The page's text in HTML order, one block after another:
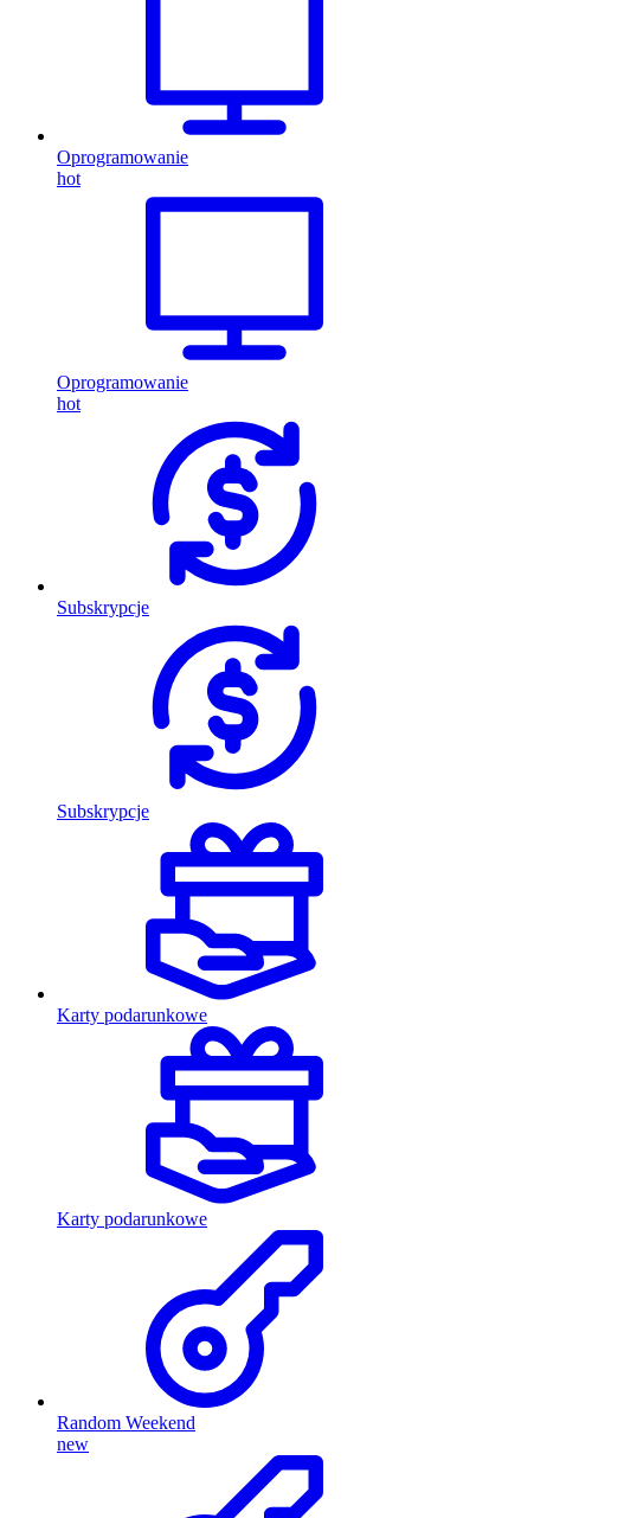
Oprogramowanie
hot
Oprogramowanie
hot
Subskrypcje
Subskrypcje
Karty podarunkowe
Karty podarunkowe
Random Weekend
new